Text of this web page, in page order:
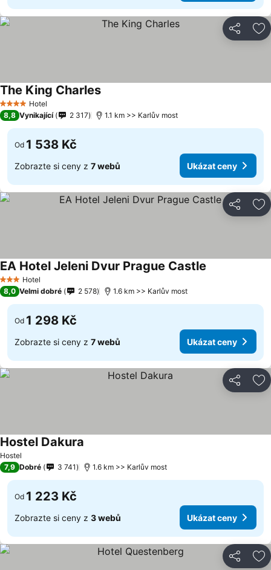
Sdílet
4 Počet hvězdiček
Hotel
The King Charles
8,8 Vynikající 2 317 1.1 km >> Karlův most
Od 1 538 Kč
Zobrazte si ceny z 7 webů Ukázat ceny
Sdílet
3 Počet hvězdiček
Hotel
EA Hotel Jeleni Dvur Prague Castle
8,0 Velmi dobré 2 578 1.6 km >> Karlův most
Od 1 298 Kč
Zobrazte si ceny z 7 webů Ukázat ceny
Sdílet
Hostel
Hostel Dakura
7,9 Dobré 3 741 1.6 km >> Karlův most
Od 1 223 Kč
Zobrazte si ceny z 3 webů Ukázat ceny
Sdílet